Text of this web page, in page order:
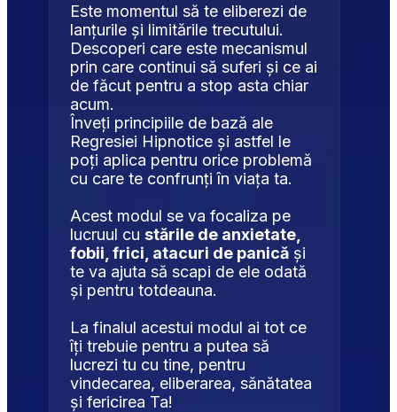
Este momentul să te eliberezi de
lanțurile și limitările trecutului.
Descoperi care este mecanismul
prin care continui să suferi și ce ai
de făcut pentru a stop asta chiar
acum.
Înveți principiile de bază ale
Regresiei Hipnotice și astfel le
poți aplica pentru orice problemă
cu care te confrunți în viața ta.
Acest modul se va focaliza pe
lucruul cu stările de anxietate,
fobii, frici, atacuri de panică și
te va ajuta să scapi de ele odată
și pentru totdeauna.
La finalul acestui modul ai tot ce
îți trebuie pentru a putea să
lucrezi tu cu tine, pentru
vindecarea, eliberarea, sănătatea
și fericirea Ta!